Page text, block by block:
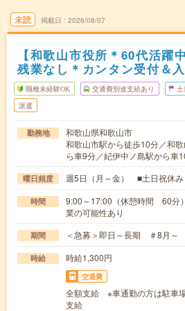
未読 掲載日 2026/08/07
【和歌山市役所＊60代活躍
残業なし＊カンタン受付＆入
職種未経験OK 交通費別途支給あり
派遣
勤務地
和歌山県和歌山市
和歌山市駅から徒歩10分／和
ら車9分／紀伊中ノ島駅から車
曜日頻度 週5日（月～金） ■土日祝休
時間
9:00～17:00（休憩時間 60分
業の可能性あり
期間 ＜急募＞即日～長期 ＃8月～
時給 時給1,300円
交通費
全額支給 ※車通勤の方は駐車
支給